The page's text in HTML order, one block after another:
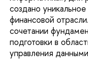
создано
финансовой
сочетании
подготовки в
управления